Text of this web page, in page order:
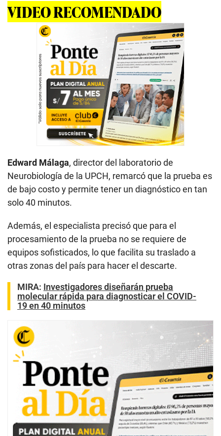
VIDEO RECOMENDADO
Edward Málaga, director del laboratorio de
Neurobiología de la UPCH, remarcó que la prueba es
de bajo costo y permite tener un diagnóstico en tan
solo 40 minutos.
Además, el especialista precisó que para el
procesamiento de la prueba no se requiere de
equipos sofisticados, lo que facilita su traslado a
otras zonas del país para hacer el descarte.
MIRA: Investigadores diseñarán prueba
molecular rápida para diagnosticar el COVID-
19 en 40 minutos